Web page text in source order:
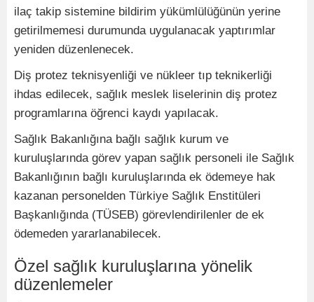
ilaç takip sistemine bildirim yükümlülüğünün yerine
getirilmemesi durumunda uygulanacak yaptırımlar
yeniden düzenlenecek.
Diş protez teknisyenliği ve nükleer tıp teknikerliği
ihdas edilecek, sağlık meslek liselerinin diş protez
programlarına öğrenci kaydı yapılacak.
Sağlık Bakanlığına bağlı sağlık kurum ve
kuruluşlarında görev yapan sağlık personeli ile Sağlık
Bakanlığının bağlı kuruluşlarında ek ödemeye hak
kazanan personelden Türkiye Sağlık Enstitüleri
Başkanlığında (TÜSEB) görevlendirilenler de ek
ödemeden yararlanabilecek.
Özel sağlık kuruluşlarına yönelik
düzenlemeler